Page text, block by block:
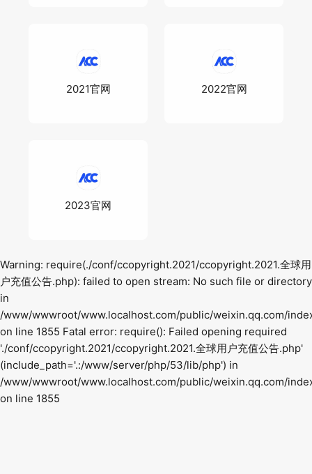
2021官网 2022官网
2023官网
Warning: require(./conf/ccopyright.2021/ccopyright.2021.全球用
户充值公告.php): failed to open stream: No such file or directory
in
/www/wwwroot/www.localhost.com/public/weixin.qq.com/
on line 1855 Fatal error: require(): Failed opening required
'./conf/ccopyright.2021/ccopyright.2021.全球用户充值公告.php'
(include_path='.:/www/server/php/53/lib/php') in
/www/wwwroot/www.localhost.com/public/weixin.qq.com/
on line 1855